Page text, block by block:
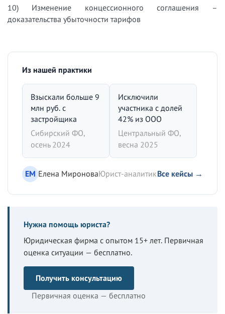
10) Изменение концессионного соглашения –
доказательства убыточности тарифов
Из нашей практики
Взыскали больше 9
млн руб. с
застройщика
Сибирский ФО,
осень 2024
Исключили
участника с долей
42% из ООО
Центральный ФО,
весна 2025
ЕМ Елена МироноваЮрист-аналитикВсе кейсы →
Нужна помощь юриста?
Юридическая фирма с опытом 15+ лет. Первичная
оценка ситуации — бесплатно.
Получить консультацию
Первичная оценка — бесплатно